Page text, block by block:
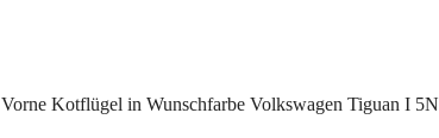
Vorne Kotflügel in Wunschfarbe Volkswagen Tiguan I 5N